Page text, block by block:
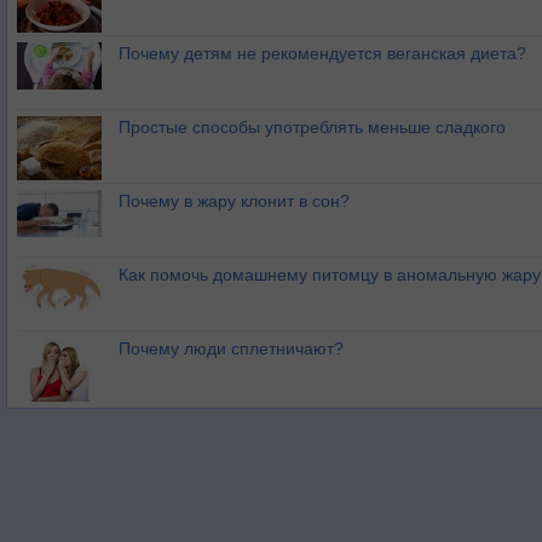
Почему детям не рекомендуется веганская диета?
Простые способы употреблять меньше сладкого
Почему в жару клонит в сон?
Как помочь домашнему питомцу в аномальную
Почему люди сплетничают?